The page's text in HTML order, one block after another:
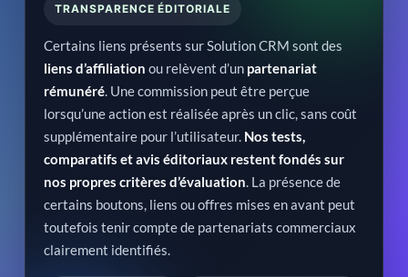
TRANSPARENCE ÉDITORIALE
Certains liens présents sur Solution CRM sont des
liens d’affiliation ou relèvent d’un partenariat
rémunéré. Une commission peut être perçue
lorsqu’une action est réalisée après un clic, sans coût
supplémentaire pour l’utilisateur. Nos tests,
comparatifs et avis éditoriaux restent fondés sur
nos propres critères d’évaluation. La présence de
certains boutons, liens ou offres mises en avant peut
toutefois tenir compte de partenariats commerciaux
clairement identifiés.